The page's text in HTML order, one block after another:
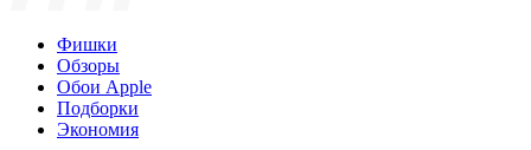
Фишки
Обзоры
Обои Apple
Подборки
Экономия